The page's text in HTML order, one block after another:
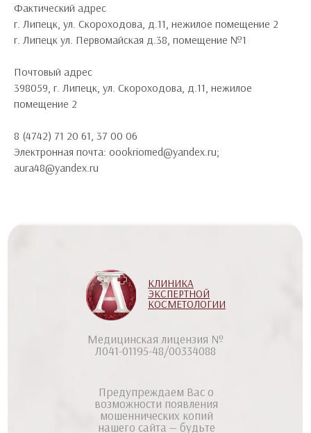
Фактический адрес
г. Липецк, ул. Скороходова, д.11, нежилое помещение 2
г. Липецк ул. Первомайская д.38, помещение №1
Почтовый адрес
398059, г. Липецк, ул. Скороходова, д.11, нежилое
помещение 2
8 (4742) 71 20 61, 37 00 06
Электронная почта: oookriomed@yandex.ru;
aura48@yandex.ru
КЛИНИКА
ЭКСПЕРТНОЙ
КОСМЕТОЛОГИИ
Предупреждаем Вас о
возможности появления
мошеннических копий
нашего сайта — будьте
Медицинская лицензия №
Л041-01195-48/00334088